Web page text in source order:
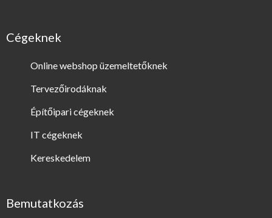
Cégeknek
Online webshop üzemeltetőknek
Tervezőirodáknak
Építőipari cégeknek
IT cégeknek
Kereskedelem
Bemutatkozás